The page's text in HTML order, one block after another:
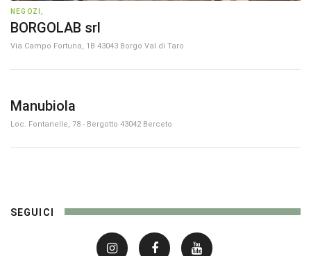
NEGOZI,
BORGOLAB srl
Via Campo Fortuna, 1B 43043 Borgo Val di Taro
Manubiola
Loc. Fontanelle, 78 - Bergotto 43042 Berceto
SEGUICI